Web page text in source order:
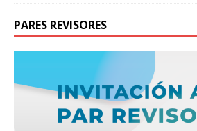
PARES REVISORES